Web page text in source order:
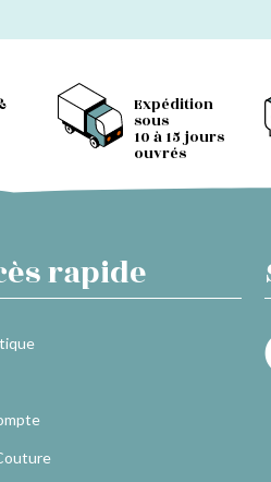
Expédition
sous
10 à 15 jours
ouvrés
rapide